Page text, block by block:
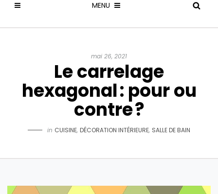
MENU
mai 26, 2021
Le carrelage
hexagonal : pour ou
contre ?
in CUISINE, DÉCORATION INTÉRIEURE, SALLE DE BAIN